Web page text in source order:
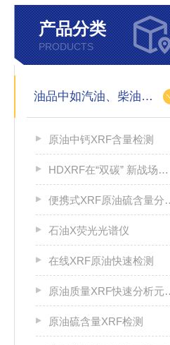
产品分类
PRODUCTS
油品中如汽油、柴油等样品中的硫、氯、硅、磷的快速分析
原油中钙XRF含量检测
HDXRF在“双碳” 新战场绿色甲醇检测中的应用
便携式XRF原油硫含量分析仪
石油X荧光光谱仪
在线XRF原油快速检测
原油质量XRF快速分析元素检测
原油硫含量XRF检测